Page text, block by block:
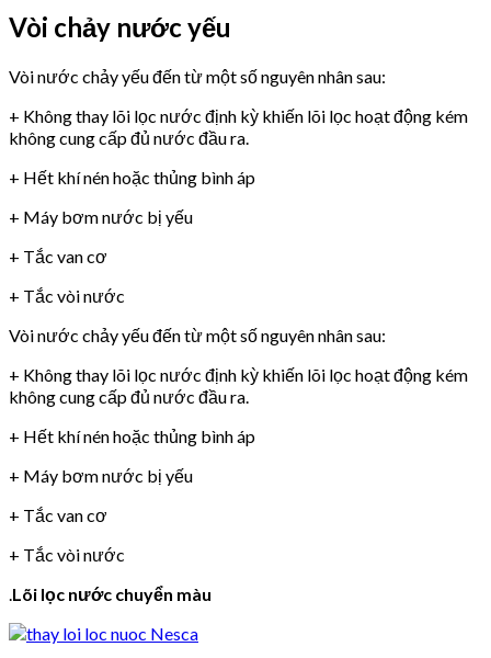
Vòi chảy nước yếu
Vòi nước chảy yếu đến từ một số nguyên nhân sau:
+ Không thay lõi lọc nước định kỳ khiến lõi lọc hoạt động kém
không cung cấp đủ nước đầu ra.
+ Hết khí nén hoặc thủng bình áp
+ Máy bơm nước bị yếu
+ Tắc van cơ
+ Tắc vòi nước
Vòi nước chảy yếu đến từ một số nguyên nhân sau:
+ Không thay lõi lọc nước định kỳ khiến lõi lọc hoạt động kém
không cung cấp đủ nước đầu ra.
+ Hết khí nén hoặc thủng bình áp
+ Máy bơm nước bị yếu
+ Tắc van cơ
+ Tắc vòi nước
.Lõi lọc nước chuyển màu